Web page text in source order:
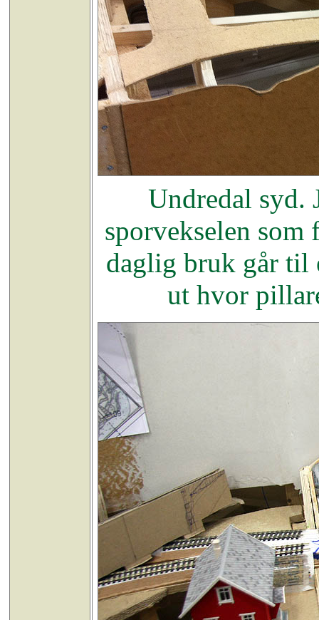
Undredal syd.
sporvekselen
daglig bruk går til
ut hvor